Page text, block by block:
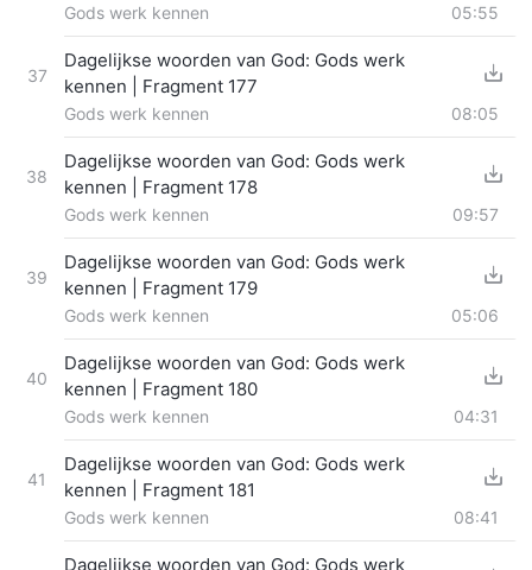
Gods werk kennen 05:55
37
Dagelijkse woorden van God: Gods werk
kennen | Fragment 177
Gods werk kennen 08:05
38
Dagelijkse woorden van God: Gods werk
kennen | Fragment 178
Gods werk kennen 09:57
39
Dagelijkse woorden van God: Gods werk
kennen | Fragment 179
Gods werk kennen 05:06
40
Dagelijkse woorden van God: Gods werk
kennen | Fragment 180
Gods werk kennen 04:31
41
Dagelijkse woorden van God: Gods werk
kennen | Fragment 181
Gods werk kennen 08:41
Dagelijkse woorden van God: Gods werk